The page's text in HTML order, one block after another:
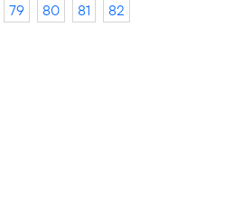
79 80 81 82